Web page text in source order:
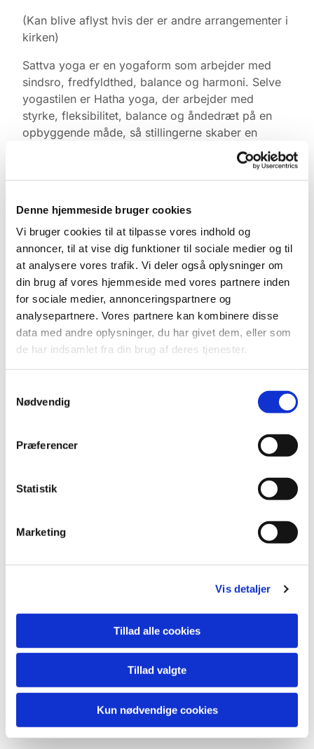
Denne hjemmeside bruger cookies
Vi bruger cookies til at tilpasse vores indhold og
annoncer, til at vise dig funktioner til sociale medier og til
at analysere vores trafik. Vi deler også oplysninger om
din brug af vores hjemmeside med vores partnere inden
for sociale medier, annonceringspartnere og
analysepartnere. Vores partnere kan kombinere disse
data med andre oplysninger, du har givet dem, eller som
de har indsamlet fra din brug af deres tjenester.
Nødvendig
Præferencer
Statistik
Marketing
Vis detaljer
Tillad alle cookies
Tillad valgte
Kun nødvendige cookies
(Kan blive aflyst hvis der er andre arrangementer i
kirken)
Sattva yoga er en yogaform som arbejder med
sindsro, fredfyldthed, balance og harmoni. Selve
yogastilen er Hatha yoga, der arbejder med
styrke, fleksibilitet, balance og åndedræt på en
opbyggende måde, så stillingerne skaber en
Yogaen er gratis. Medbring gerne egen måtte,
kan låne. Kom gerne 10 min. før og find ro i
kirkerummet.
Tilmelding ikke nødvendig.
Du vil måske også kunne
lide...